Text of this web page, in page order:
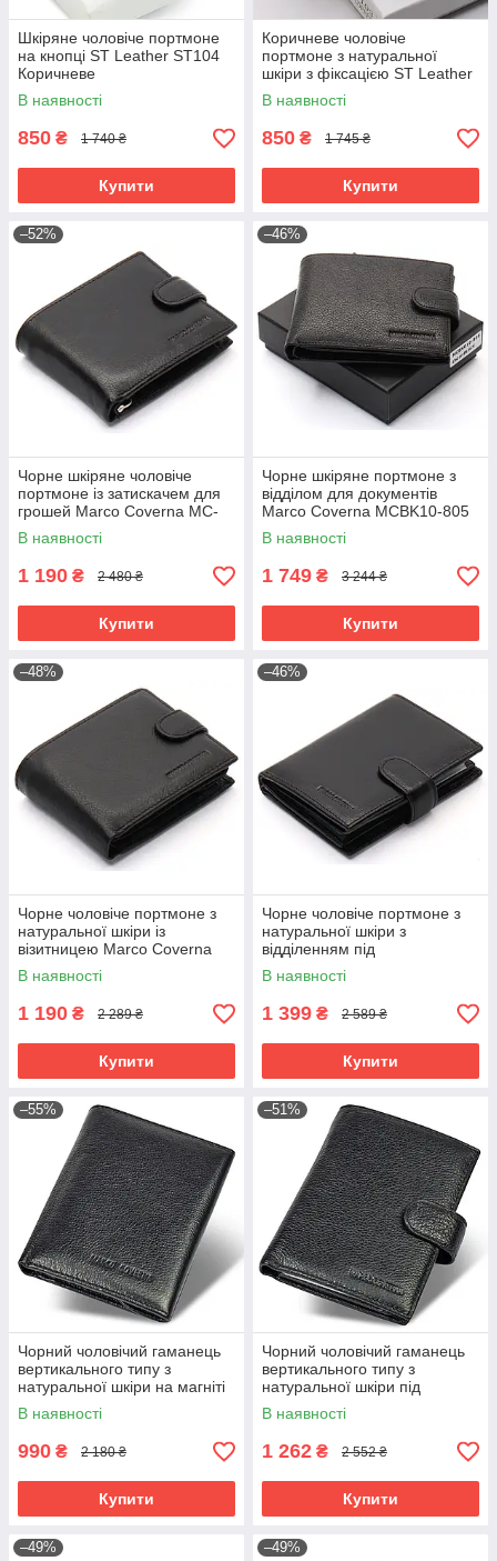
Шкіряне чоловіче портмоне
на кнопці ST Leather ST104
Коричневе
В наявності
850 ₴ 1 740 ₴
Купити
Коричневе чоловіче
портмоне з натуральної
шкіри з фіксацією ST Leather
ST103
В наявності
850 ₴ 1 745 ₴
Купити
–52%
Чорне шкіряне чоловіче
портмоне із затискачем для
грошей Marco Coverna MC-
2006H-1
В наявності
1 190 ₴ 2 480 ₴
Купити
–46%
Чорне шкіряне портмоне з
відділом для документів
Marco Coverna MCBK10-805
В наявності
1 749 ₴ 3 244 ₴
Купити
–48%
Чорне чоловіче портмоне з
натуральної шкіри із
візитницею Marco Coverna
MC-2057-1
В наявності
1 190 ₴ 2 289 ₴
Купити
–46%
Чорне чоловіче портмоне з
натуральної шкіри з
відділенням під
автодокументи Marco
Coverna MC-2090H-1
В наявності
1 399 ₴ 2 589 ₴
Купити
–55%
Чорний чоловічий гаманець
вертикального типу з
натуральної шкіри на магніті
Marco Coverna MC-1286
В наявності
990 ₴ 2 180 ₴
Купити
–51%
Чорний чоловічий гаманець
вертикального типу з
натуральної шкіри під
документи Marco Coverna
MC-5176-1
В наявності
1 262 ₴ 2 552 ₴
Купити
–49% –49%